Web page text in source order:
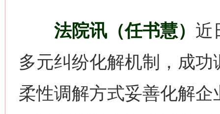
法院讯（任书慧） 近
多元纠纷化解机制，成
柔性调解方式妥善化解